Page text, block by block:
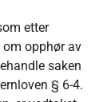
etter
opphør av
saken
§ 6-4.